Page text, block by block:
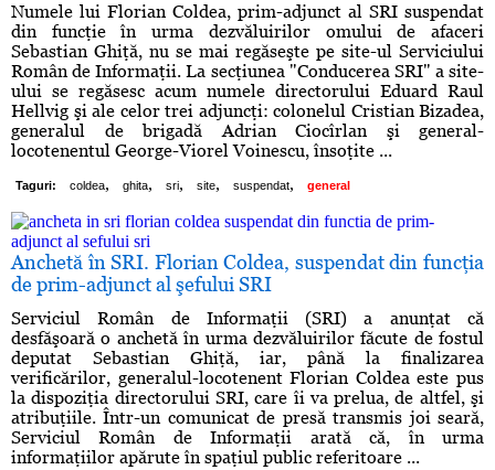
Numele lui Florian Coldea, prim-adjunct al SRI suspendat
din funcţie în urma dezvăluirilor omului de afaceri
Sebastian Ghiţă, nu se mai regăseşte pe site-ul Serviciului
Român de Informaţii. La secţiunea "Conducerea SRI" a site-
ului se regăsesc acum numele directorului Eduard Raul
Hellvig şi ale celor trei adjuncţi: colonelul Cristian Bizadea,
generalul de brigadă Adrian Ciocîrlan şi general-
locotenentul George-Viorel Voinescu, însoţite ...
Taguri: coldea, ghita, sri, site, suspendat, general
Anchetă în SRI. Florian Coldea, suspendat din funcţia
de prim-adjunct al şefului SRI
Serviciul Român de Informaţii (SRI) a anunţat că
desfăşoară o anchetă în urma dezvăluirilor făcute de fostul
deputat Sebastian Ghiţă, iar, până la finalizarea
verificărilor, generalul-locotenent Florian Coldea este pus
la dispoziţia directorului SRI, care îi va prelua, de altfel, şi
atribuţiile. Într-un comunicat de presă transmis joi seară,
Serviciul Român de Informaţii arată că, în urma
informaţiilor apărute în spaţiul public referitoare ...